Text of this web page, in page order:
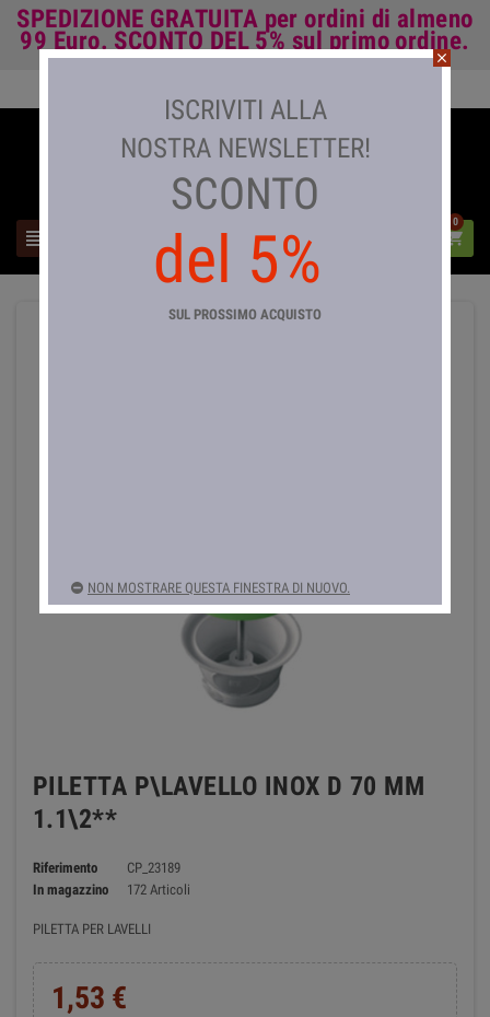
SPEDIZIONE GRATUITA per ordini di almeno
99 Euro. SCONTO DEL 5% sul primo ordine.
 
0
PILETTA P\LAVELLO INOX D 70 MM
1.1\2**
Riferimento
CP_23189
In magazzino
172 Articoli
PILETTA PER LAVELLI
1,53 €
close
ISCRIVITI ALLA
NOSTRA NEWSLETTER!
SCONTO
del 5%
SUL PROSSIMO ACQUISTO
NON MOSTRARE QUESTA FINESTRA DI NUOVO.